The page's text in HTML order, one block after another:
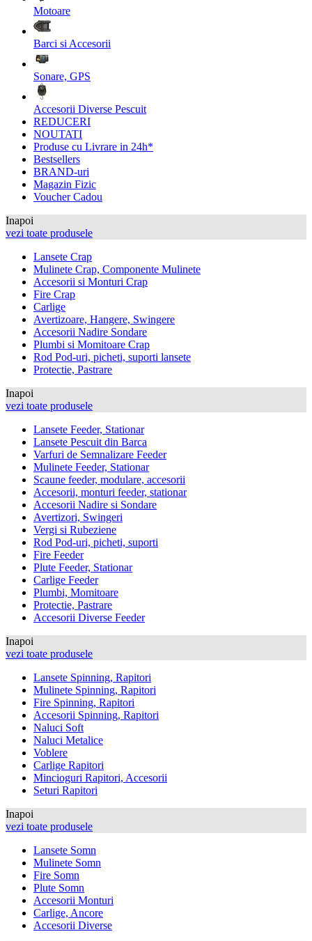
Motoare
Barci si Accesorii
Sonare, GPS
Accesorii Diverse Pescuit
REDUCERI
NOUTATI
Produse cu Livrare in 24h*
Bestsellers
BRAND-uri
Magazin Fizic
Voucher Cadou
Inapoi
vezi toate produsele
Lansete Crap
Mulinete Crap, Componente Mulinete
Accesorii si Monturi Crap
Fire Crap
Carlige
Avertizoare, Hangere, Swingere
Accesorii Nadire Sondare
Plumbi si Momitoare Crap
Rod Pod-uri, picheti, suporti lansete
Protectie, Pastrare
Inapoi
vezi toate produsele
Lansete Feeder, Stationar
Lansete Pescuit din Barca
Varfuri de Semnalizare Feeder
Mulinete Feeder, Stationar
Scaune feeder, modulare, accesorii
Accesorii, monturi feeder, stationar
Accesorii Nadire si Sondare
Avertizori, Swingeri
Vergi si Rubeziene
Rod Pod-uri, picheti, suporti
Fire Feeder
Plute Feeder, Stationar
Carlige Feeder
Plumbi, Momitoare
Protectie, Pastrare
Accesorii Diverse Feeder
Inapoi
vezi toate produsele
Lansete Spinning, Rapitori
Mulinete Spinning, Rapitori
Fire Spinning, Rapitori
Accesorii Spinning, Rapitori
Naluci Soft
Naluci Metalice
Voblere
Carlige Rapitori
Mincioguri Rapitori, Accesorii
Seturi Rapitori
Inapoi
vezi toate produsele
Lansete Somn
Mulinete Somn
Fire Somn
Plute Somn
Accesorii Monturi
Carlige, Ancore
Accesorii Diverse